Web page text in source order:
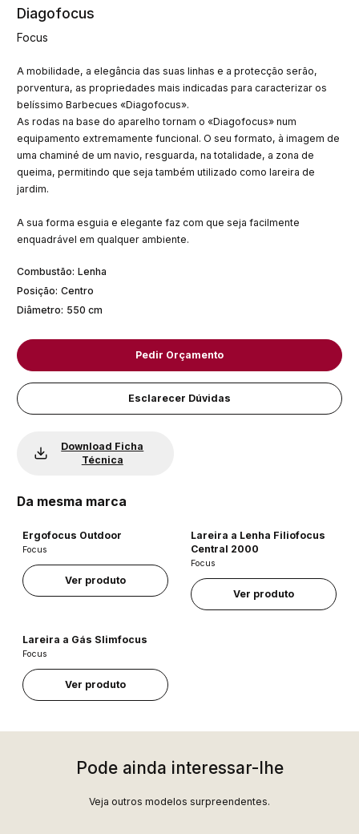
Diagofocus
Focus
A mobilidade, a elegância das suas linhas e a protecção serão,
porventura, as propriedades mais indicadas para caracterizar os
belíssimo Barbecues «Diagofocus».
As rodas na base do aparelho tornam o «Diagofocus» num
equipamento extremamente funcional. O seu formato, à imagem de
uma chaminé de um navio, resguarda, na totalidade, a zona de
queima, permitindo que seja também utilizado como lareira de
jardim.
A sua forma esguia e elegante faz com que seja facilmente
enquadrável em qualquer ambiente.
Combustão: Lenha
Posição: Centro
Diâmetro: 550 cm
Pedir Orçamento
Esclarecer Dúvidas
Download Ficha
Técnica
Da mesma marca
Ergofocus Outdoor
Focus
Ver produto
Lareira a Lenha Filiofocus
Central 2000
Focus
Ver produto
Lareira a Gás Slimfocus
Focus
Ver produto
Pode ainda interessar-lhe
Veja outros modelos surpreendentes.